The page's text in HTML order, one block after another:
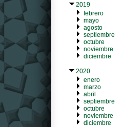
2019
febrero
mayo
agosto
septiembre
octubre
noviembre
diciembre
2020
enero
marzo
abril
septiembre
octubre
noviembre
diciembre